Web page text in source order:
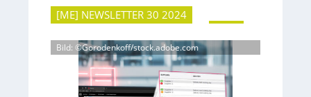
[ME] NEWSLETTER 30 2024
Bild: ©Gorodenkoff/stock.adobe.com